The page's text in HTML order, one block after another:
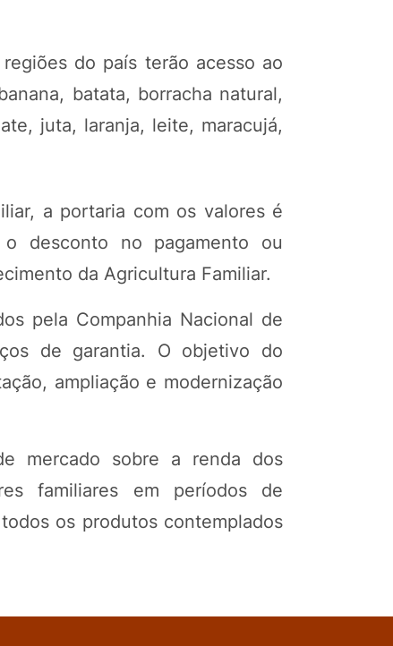
do país terão acesso ao
batata, borracha natural,
juta, laranja, leite, maracujá,
a portaria com os valores é
desconto no pagamento ou
da Agricultura Familiar.
pela Companhia Nacional de
de garantia. O objetivo do
ampliação e modernização
mercado sobre a renda dos
familiares em períodos de
os produtos contemplados